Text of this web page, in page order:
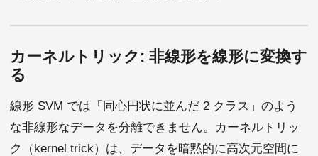
カーネルトリック: 非線形を線形に変換す
る
線形 SVM では「同心円状に並んだ 2 クラス」のよう
な非線形なデータを分離できません。カーネルトリッ
ク（kernel trick）は、データを暗黙的に高次元空間に